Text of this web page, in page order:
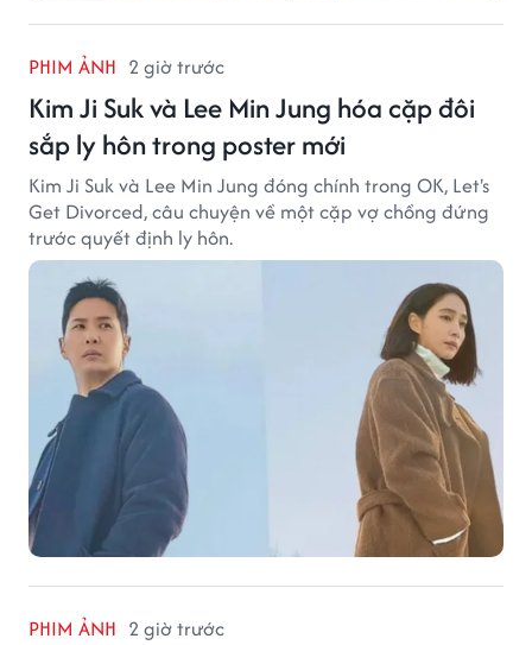
PHIM ẢNH 2 giờ trước
Kim Ji Suk và Lee Min Jung hóa cặp đôi
sắp ly hôn trong poster mới
Kim Ji Suk và Lee Min Jung đóng chính trong OK, Let's
Get Divorced, câu chuyện về một cặp vợ chồng đứng
trước quyết định ly hôn.
PHIM ẢNH 2 giờ trước